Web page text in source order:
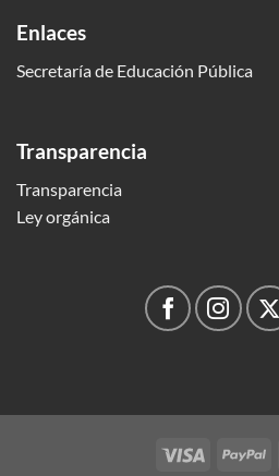
Enlaces
Secretaría de Educación Pública
Transparencia
Transparencia
Ley orgánica